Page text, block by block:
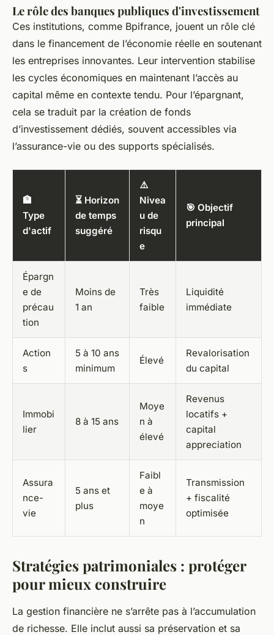
Le rôle des banques publiques d'investissement
Ces institutions, comme Bpifrance, jouent un rôle clé
dans le financement de l’économie réelle en soutenant
les entreprises innovantes. Leur intervention stabilise
les cycles économiques en maintenant l’accès au
capital même en contexte tendu. Pour l’épargnant,
cela se traduit par la création de fonds
d’investissement dédiés, souvent accessibles via
l’assurance-vie ou des supports spécialisés.
🏦
Type
d'actif
⏳ Horizon
de temps
suggéré
⚠️
Nivea
u de
risqu
e
🎯 Objectif
principal
Épargn
e de
précau
tion
Moins de
1 an
Très
faible
Liquidité
immédiate
Action
s
5 à 10 ans
minimum
Élevé
Revalorisation
du capital
Immobi
lier
8 à 15 ans
Moye
n à
élevé
Revenus
locatifs +
capital
appreciation
Assura
nce-
vie
5 ans et
plus
Faibl
e à
moye
n
Transmission
+ fiscalité
optimisée
Stratégies patrimoniales : protéger
pour mieux construire
La gestion financière ne s’arrête pas à l’accumulation
de richesse. Elle inclut aussi sa préservation et sa